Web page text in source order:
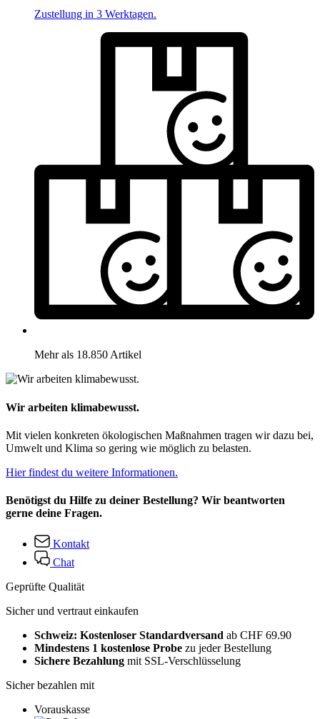
Zustellung in 3 Werktagen.
Mehr als 18.850 Artikel
Wir arbeiten klimabewusst.
Mit vielen konkreten ökologischen Maßnahmen tragen wir dazu bei,
Umwelt und Klima so gering wie möglich zu belasten.
Hier findest du weitere Informationen.
Benötigst du Hilfe zu deiner Bestellung? Wir beantworten
gerne deine Fragen.
Kontakt
Chat
Geprüfte Qualität
Sicher und vertraut einkaufen
Schweiz: Kostenloser Standardversand ab CHF 69.90
Mindestens 1 kostenlose Probe zu jeder Bestellung
Sichere Bezahlung mit SSL-Verschlüsselung
Sicher bezahlen mit
Vorauskasse